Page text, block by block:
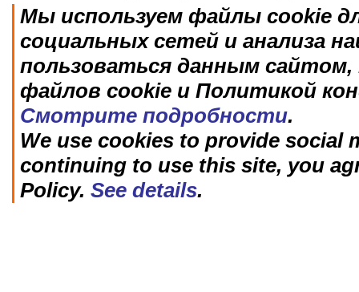
Мы используем файлы cookie
социальных сетей и анализа
пользоваться данным
файлов cookie и Политикой
Смотрите подробности.
We use cookies to provide social
continuing to use this site, you
Policy. See details.